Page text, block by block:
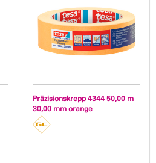
Präzisionskrepp 4344 50,00 m
30,00 mm orange